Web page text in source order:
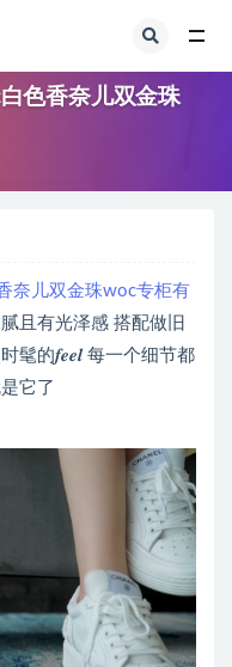
色香奈儿双金珠
奈儿双金珠woc专柜有
且有光泽感 搭配做旧
髦的𝒇𝒆𝒆𝒍 每一个细节都
它了